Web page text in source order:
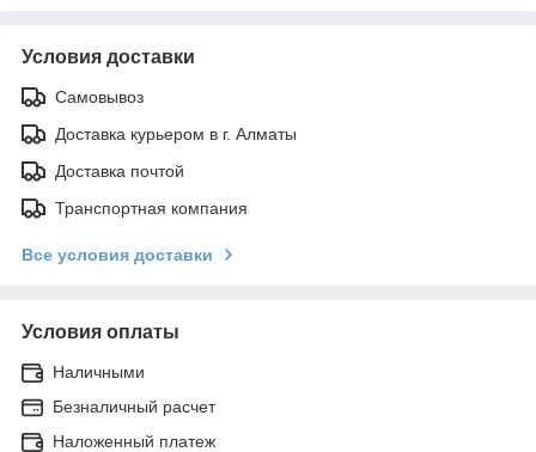
Условия доставки
Самовывоз
Доставка курьером в г. Алматы
Доставка почтой
Транспортная компания
Все условия доставки
Условия оплаты
Наличными
Безналичный расчет
Наложенный платеж